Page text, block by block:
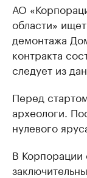
АО
области»
демонтажа
контракта
следует из
Перед
археологи.
нулевого
В Корпорации